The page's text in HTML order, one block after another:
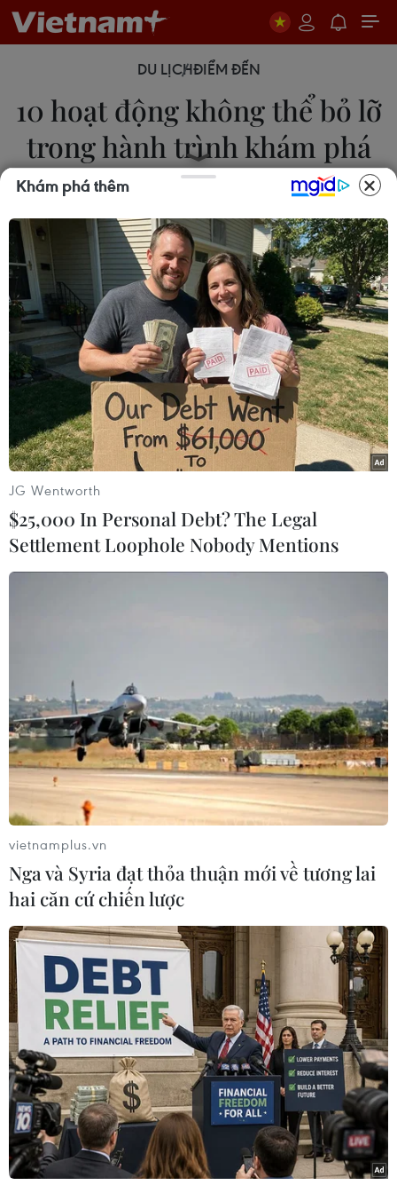
DU LỊCHĐIỂM ĐẾN
10 hoạt động không thể bỏ lỡ
trong hành trình khám phá
Vịnh Hạ Long
21/07/2022 23:56
Theo trang du lịch quốc tế The Travel, du khách
đến Việt Nam nhất định phải ghé thăm Vịnh Hạ
Long - điểm du lịch có giá trị văn hóa cùng cảnh
quan thiên nhiên hùng vĩ và hệ sinh thái rừng tự
nhiên.
Khám phá thêm
JG Wentworth
$25,000 In Personal Debt? The Legal
Settlement Loophole Nobody Mentions
vietnamplus.vn
Nga và Syria đạt thỏa thuận mới về tương lai
hai căn cứ chiến lược